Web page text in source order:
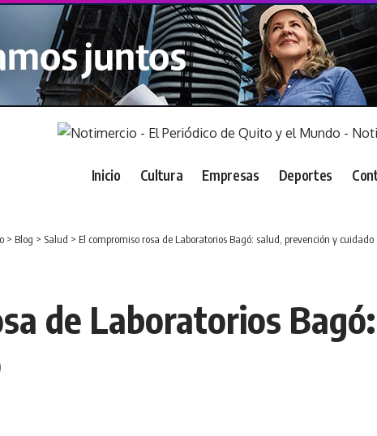
Inicio Cultura Empresas Deportes
> Blog > Salud > El compromiso rosa de Laboratorios Bagó: salud, prevención y cuidado
de Laboratorios